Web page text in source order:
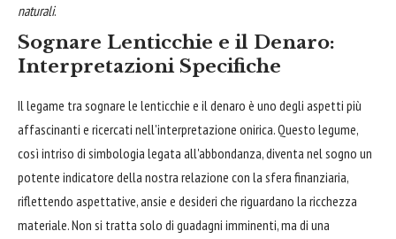
naturali.
Sognare Lenticchie e il Denaro:
Interpretazioni Specifiche
Il legame tra sognare le lenticchie e il denaro è uno degli aspetti più
affascinanti e ricercati nell'interpretazione onirica. Questo legume,
così intriso di simbologia legata all'abbondanza, diventa nel sogno un
potente indicatore della nostra relazione con la sfera finanziaria,
riflettendo aspettative, ansie e desideri che riguardano la ricchezza
materiale. Non si tratta solo di guadagni imminenti, ma di una